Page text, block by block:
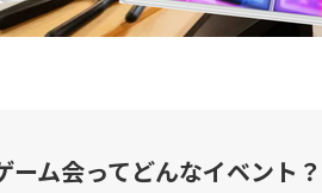
ーム会ってどんなイベント